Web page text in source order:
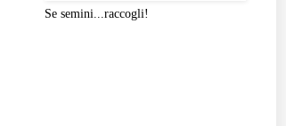
Se semini...raccogli!